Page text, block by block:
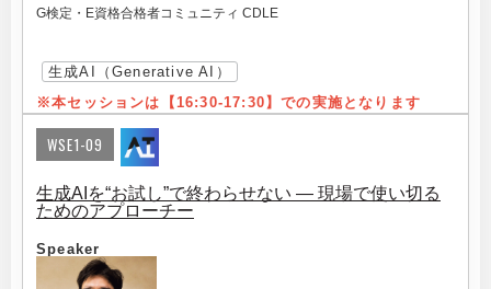
G検定・E資格合格者コミュニティ CDLE
生成AI（Generative AI）
※本セッションは【16:30-17:30】での実施となります
WSE1-09
生成AIを“お試し”で終わらせない ― 現場で使い切る
ためのアプローチー
Speaker